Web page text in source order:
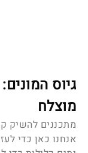
גיוס
מוצלח
מתכננים להשיק
אנחנו כאן כדי